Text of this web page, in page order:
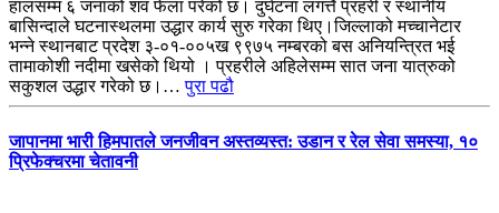
हालसम्म ६ जनाको शव फेला परेको छ। दुर्घटना लगत्तै प्रहरी र स्थानीय
बासिन्दाले घटनास्थलमा उद्धार कार्य सुरु गरेका थिए।जिल्लाको मच्चानेटार
भन्ने स्थानबाट प्रदेश ३-०१-००५ख ९९७५ नम्बरको बस अनियन्त्रित भई
तामाकोशी नदीमा खसेको थियो । प्रहरीले अहिलेसम्म सात जना यात्रुको
सकुशल उद्धार गरेको छ।…पुरा पढौ
जापानमा भारी हिमपातले जनजीवन अस्तव्यस्त: उडान र रेल सेवा समस्या, १०
प्रिफेक्चरमा चेतावनी